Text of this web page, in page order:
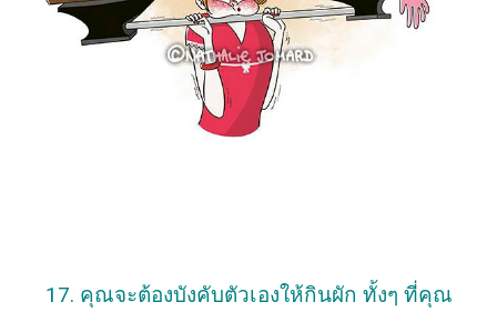
17. คุณจะต้องบังคับตัวเองให้กินผัก ทั้งๆ ที่คุณ